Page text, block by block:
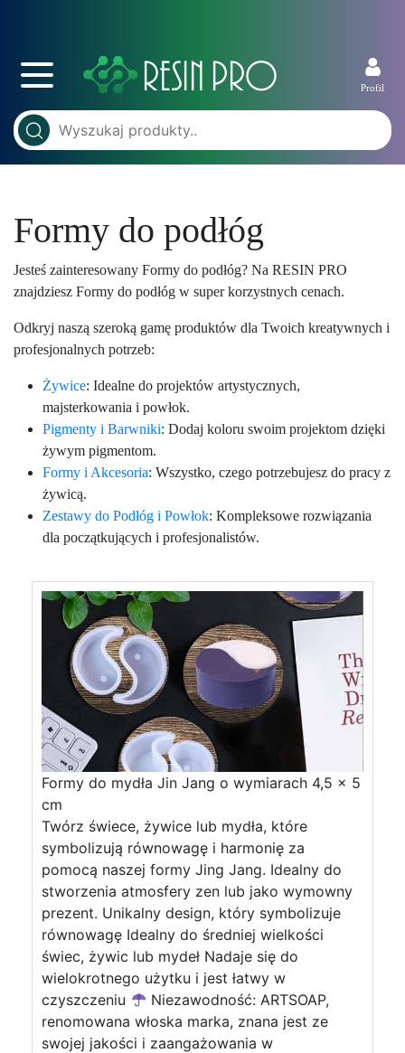
Profil
Formy do podłóg
Jesteś zainteresowany Formy do podłóg? Na RESIN PRO
znajdziesz Formy do podłóg w super korzystnych cenach.
Odkryj naszą szeroką gamę produktów dla Twoich kreatywnych i
profesjonalnych potrzeb:
Żywice: Idealne do projektów artystycznych,
majsterkowania i powłok.
Pigmenty i Barwniki: Dodaj koloru swoim projektom dzięki
żywym pigmentom.
Formy i Akcesoria: Wszystko, czego potrzebujesz do pracy z
żywicą.
Zestawy do Podłóg i Powłok: Kompleksowe rozwiązania
dla początkujących i profesjonalistów.
Formy do mydła Jin Jang o wymiarach 4,5 x 5
cm
Twórz świece, żywice lub mydła, które
symbolizują równowagę i harmonię za
pomocą naszej formy Jing Jang. Idealny do
stworzenia atmosfery zen lub jako wymowny
prezent. Unikalny design, który symbolizuje
równowagę Idealny do średniej wielkości
świec, żywic lub mydeł Nadaje się do
wielokrotnego użytku i jest łatwy w
czyszczeniu
Niezawodność: ARTSOAP,
renomowana włoska marka, znana jest ze
swojej jakości i zaangażowania w